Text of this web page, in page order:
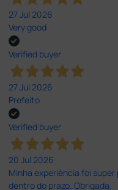
27 Jul 2026
Very good
Verified buyer
27 Jul 2026
Prefeito
Verified buyer
20 Jul 2026
Minha experiência foi
dentro do prazo. Obrigada.